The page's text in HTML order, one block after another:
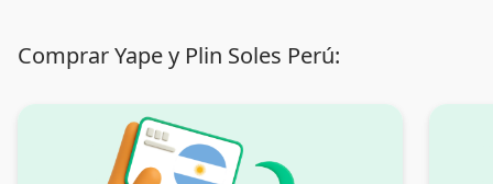
Comprar Yape y Plin Soles Perú: